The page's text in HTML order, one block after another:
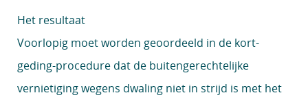
Het resultaat
Voorlopig moet worden geoordeeld in de kort-
geding-procedure dat de buitengerechtelijke
vernietiging wegens dwaling niet in strijd is met het